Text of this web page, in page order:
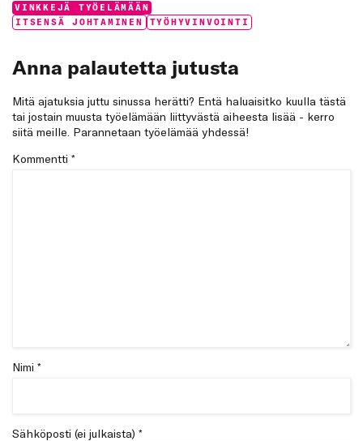
Categories:
VINKKEJÄ TYÖELÄMÄÄN
Tags:
ITSENSÄ JOHTAMINEN TYÖHYVINVOINTI
Anna palautetta jutusta
Mitä ajatuksia juttu sinussa herätti? Entä haluaisitko kuulla tästä
tai jostain muusta työelämään liittyvästä aiheesta lisää - kerro
siitä meille. Parannetaan työelämää yhdessä!
Kommentti *
Nimi *
Sähköposti (ei julkaista) *